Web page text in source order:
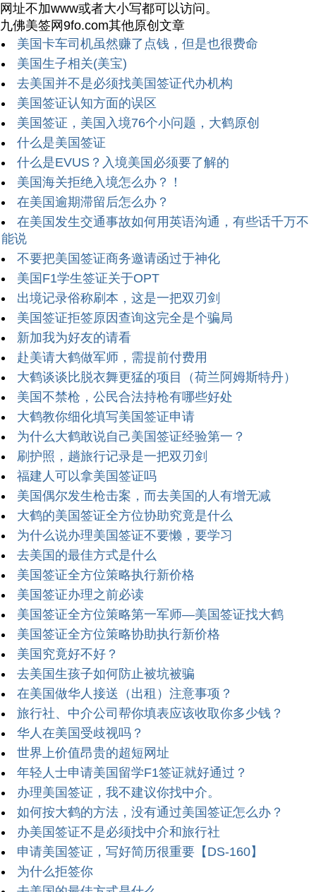
网址不加www或者大小写都可以访问。
九佛美签网9fo.com其他原创文章
美国卡车司机虽然赚了点钱，但是也很费命
美国生子相关(美宝)
去美国并不是必须找美国签证代办机构
美国签证认知方面的误区
美国签证，美国入境76个小问题，大鹤原创
什么是美国签证
什么是EVUS？入境美国必须要了解的
美国海关拒绝入境怎么办？！
在美国逾期滞留后怎么办？
在美国发生交通事故如何用英语沟通，有些话千万不
能说
不要把美国签证商务邀请函过于神化
美国F1学生签证关于OPT
出境记录俗称刷本，这是一把双刃剑
美国签证拒签原因查询这完全是个骗局
新加我为好友的请看
赴美请大鹤做军师，需提前付费用
大鹤谈谈比脱衣舞更猛的项目（荷兰阿姆斯特丹）
美国不禁枪，公民合法持枪有哪些好处
大鹤教你细化填写美国签证申请
为什么大鹤敢说自己美国签证经验第一？
刷护照，趟旅行记录是一把双刃剑
福建人可以拿美国签证吗
美国偶尔发生枪击案，而去美国的人有增无减
大鹤的美国签证全方位协助究竟是什么
为什么说办理美国签证不要懒，要学习
去美国的最佳方式是什么
美国签证全方位策略执行新价格
美国签证办理之前必读
美国签证全方位策略第一军师—美国签证找大鹤
美国签证全方位策略协助执行新价格
美国究竟好不好？
去美国生孩子如何防止被坑被骗
在美国做华人接送（出租）注意事项？
旅行社、中介公司帮你填表应该收取你多少钱？
华人在美国受歧视吗？
世界上价值昂贵的超短网址
年轻人士申请美国留学F1签证就好通过？
办理美国签证，我不建议你找中介。
如何按大鹤的方法，没有通过美国签证怎么办？
办美国签证不是必须找中介和旅行社
申请美国签证，写好简历很重要【DS-160】
为什么拒签你